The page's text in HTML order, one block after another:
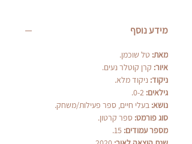
מידע נוסף
מאת: טל שוכמן.
איור: קרן קוטלר נעים.
ניקוד: ניקוד מלא.
גילאים: 0-2.
נושא: בעלי חיים, ספר פעילות/משחק.
סוג פורמט: ספר קרטון.
מספר עמודים: